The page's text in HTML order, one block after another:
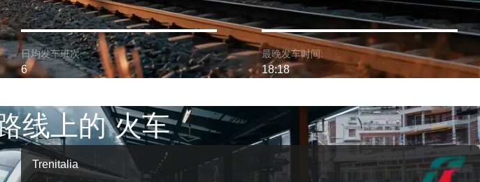
日均发车班次:
6
最晚发车时间:
18:18
线上的 火车
Trenitalia